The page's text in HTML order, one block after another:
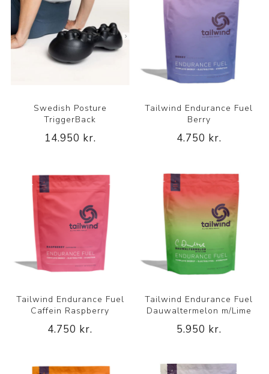
Swedish Posture
TriggerBack
14.950 kr.
Tailwind Endurance Fuel
Berry
4.750 kr.
Tailwind Endurance Fuel
Caffein Raspberry
4.750 kr.
Tailwind Endurance Fuel
Dauwaltermelon m/Lime
5.950 kr.